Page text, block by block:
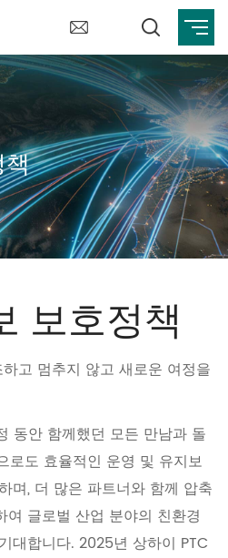
보호정책
고 멈추지 않고 새로운 여정을
동안 함께했던 모든 만남과 돌
로도 효율적인 운영 및 유지보
며, 더 많은 파트너와 함께 압축
글로벌 산업 분야의 친환경
대합니다. 2025년 상하이 PTC